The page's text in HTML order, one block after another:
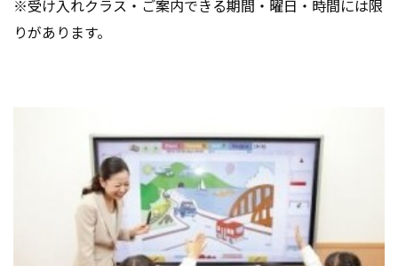
※受け入れクラス・ご案内できる期間・曜日・時間には限
りがあります。